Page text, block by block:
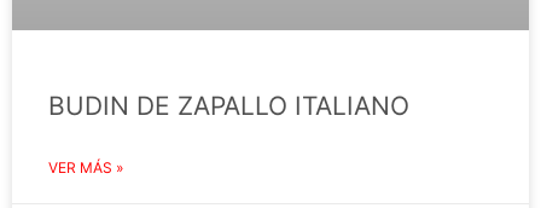
BUDIN DE ZAPALLO ITALIANO
VER MÁS »